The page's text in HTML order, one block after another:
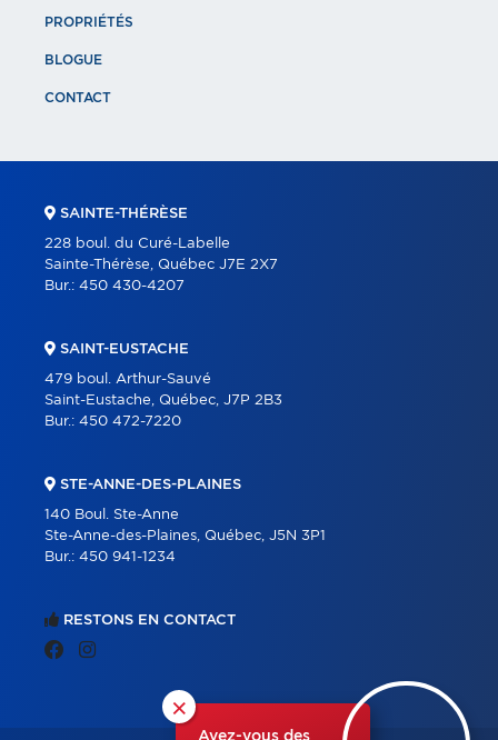
×
Avez-vous des
PROPRIÉTÉS
BLOGUE
CONTACT
RESTONS EN CONTACT
SAINTE-THÉRÈSE
228 boul. du Curé-Labelle
Sainte-Thérèse, Québec J7E 2X7
Bur.: 450 430-4207
SAINT-EUSTACHE
479 boul. Arthur-Sauvé
Saint-Eustache, Québec, J7P 2B3
Bur.: 450 472-7220
STE-ANNE-DES-PLAINES
140 Boul. Ste-Anne
Ste-Anne-des-Plaines, Québec, J5N 3P1
Bur.: 450 941-1234